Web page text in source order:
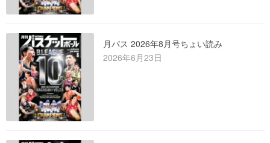
月バス 2026年8月号ちょい読み
2026年6月23日